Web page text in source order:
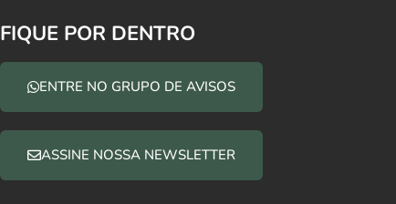
FIQUE POR DENTRO
ENTRE NO GRUPO DE AVISOS
ASSINE NOSSA NEWSLETTER